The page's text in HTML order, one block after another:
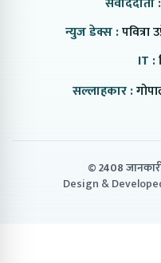
न्युज डेक्स :पवित्रा
IT :
सल्लाहकार :
© 2408
Design &